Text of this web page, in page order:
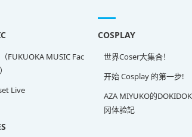
FUKUOKA MUSIC Fac
Live
COSPLAY
世界Coser大集合！
开始 Cosplay 的第一步!
AZA MIYUKO的
冈体验記